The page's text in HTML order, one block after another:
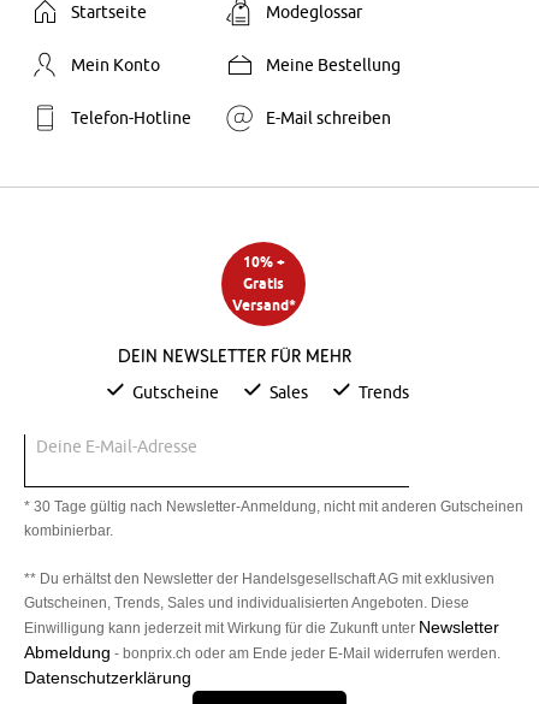
Startseite Modeglossar
Mein Konto Meine Bestellung
Telefon-Hotline E-Mail schreiben
10% +
Gratis
Versand*
Dein Newsletter für mehr
Gutscheine Sales Trends
Deine E-Mail-Adresse
* 30 Tage gültig nach Newsletter-Anmeldung, nicht mit anderen Gutscheinen
kombinierbar.
** Du erhältst den Newsletter der Handelsgesellschaft AG mit exklusiven
Gutscheinen, Trends, Sales und individualisierten Angeboten. Diese
Einwilligung kann jederzeit mit Wirkung für die Zukunft unter Newsletter
Abmeldung - bonprix.ch oder am Ende jeder E-Mail widerrufen werden.
Datenschutzerklärung